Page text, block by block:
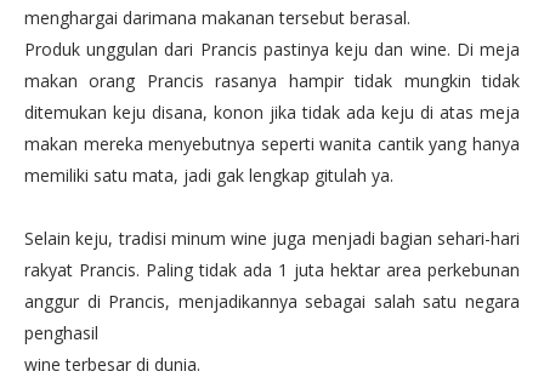
menghargai darimana makanan tersebut berasal.
Produk unggulan dari Prancis pastinya keju dan wine. Di meja
makan orang Prancis rasanya hampir tidak mungkin tidak
ditemukan keju disana, konon jika tidak ada keju di atas meja
makan mereka menyebutnya seperti wanita cantik yang hanya
memiliki satu mata, jadi gak lengkap gitulah ya.
Selain keju, tradisi minum wine juga menjadi bagian sehari-hari
rakyat Prancis. Paling tidak ada 1 juta hektar area perkebunan
anggur di Prancis, menjadikannya sebagai salah satu negara
penghasil
wine terbesar di dunia.